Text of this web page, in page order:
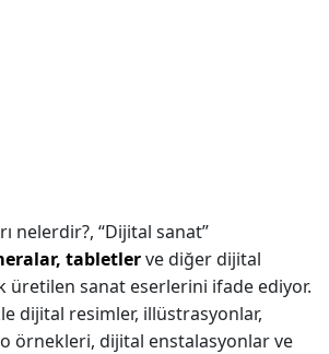
nelerdir?, “Dijital sanat”
tabletlerve diğer dijital
üretilen sanat eserlerini ifade ediyor.
dijital resimler, illüstrasyonlar,
örnekleri, dijital enstalasyonlar ve